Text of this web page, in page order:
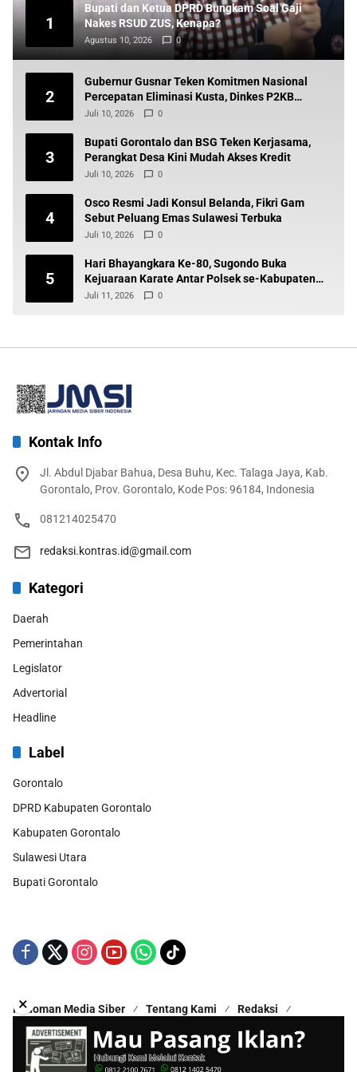
1
Bupati dan Ketua DPRD Bungkam Soal Gaji
Nakes RSUD ZUS, Kenapa?
Agustus 10, 2026 0
2
Gubernur Gusnar Teken Komitmen Nasional
Percepatan Eliminasi Kusta, Dinkes P2KB
Siapkan Tindak Lanjut
Juli 10, 2026 0
3
Bupati Gorontalo dan BSG Teken Kerjasama,
Perangkat Desa Kini Mudah Akses Kredit
Juli 10, 2026 0
4
Osco Resmi Jadi Konsul Belanda, Fikri Gam
Sebut Peluang Emas Sulawesi Terbuka
Juli 10, 2026 0
5
Hari Bhayangkara Ke-80, Sugondo Buka
Kejuaraan Karate Antar Polsek se-Kabupaten
Gorontalo
Juli 11, 2026 0
Kontak Info
Jl. Abdul Djabar Bahua, Desa Buhu, Kec. Talaga Jaya, Kab.
Gorontalo, Prov. Gorontalo, Kode Pos: 96184, Indonesia
081214025470
redaksi.kontras.id@gmail.com
Kategori
Daerah
Pemerintahan
Legislator
Advertorial
Headline
Label
Gorontalo
DPRD Kabupaten Gorontalo
Kabupaten Gorontalo
Sulawesi Utara
Bupati Gorontalo
Pedoman Media Siber Tentang Kami
Redaksi
Kontak Kami
Disclaimer
Copyright © 2025 - All Rights Reserved | Proudly Hosted by
×